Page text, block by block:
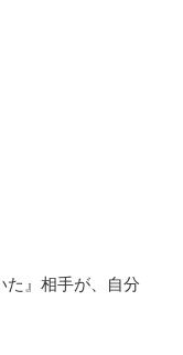
た』相手が、自分